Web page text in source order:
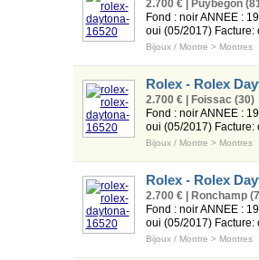
2.700 € | Puybegon
Fond : noir ANNEE :
oui (05/2017) Facture:
Bijoux / Montre > Montres
Rolex - Rolex
2.700 € | Foissac (30)
Fond : noir ANNEE :
oui (05/2017) Facture:
Bijoux / Montre > Montres
Rolex - Rolex
2.700 € | Ronchamp
Fond : noir ANNEE :
oui (05/2017) Facture:
Bijoux / Montre > Montres